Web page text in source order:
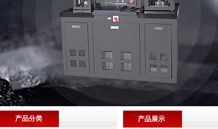
产品展示
产品分类